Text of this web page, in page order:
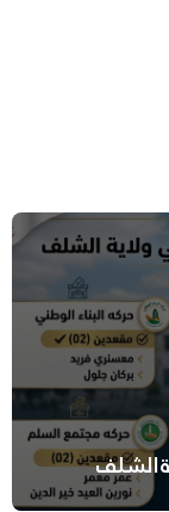
الشلف